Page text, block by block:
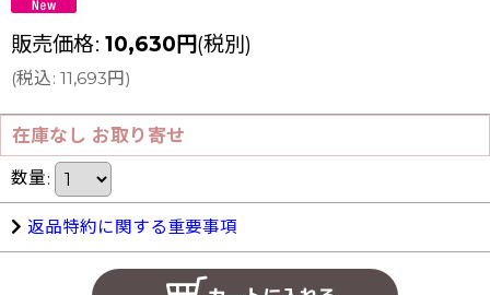
販売価格: 10,630 円(税別)
(税込: 11,693円 )
在庫なし お取り寄せ
数量:
返品特約に関する重要事項